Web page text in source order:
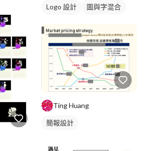
Logo 設計
圖與字混合
Ting Huang
簡報設計